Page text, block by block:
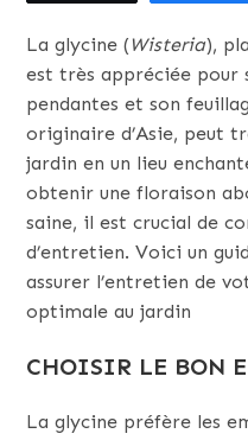
La glycine (Wisteria),
est très appréciée pour
pendantes et son
originaire d’Asie, peut
jardin en un lieu
obtenir une floraison
saine, il est crucial de
d’entretien. Voici un
assurer l’entretien de
optimale au jardin
CHOISIR LE BON
La glycine préfère les